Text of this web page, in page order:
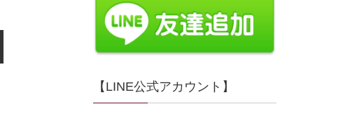
【LINE公式アカウント】